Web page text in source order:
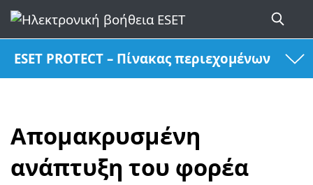
ESET PROTECT – Πίνακας περιεχομένων
Απομακρυσμένη
ανάπτυξη του φορέα